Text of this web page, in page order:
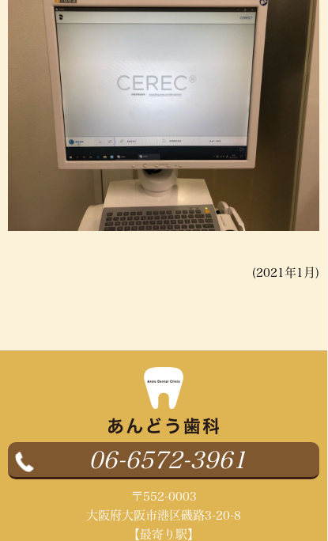
(2021年1月)
06-6572-3961
〒552-0003
大阪府大阪市港区磯路3-20-8
【最寄り駅】